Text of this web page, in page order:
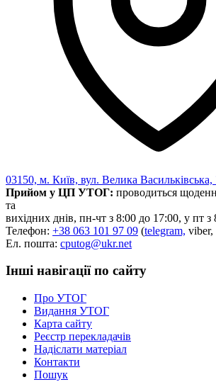
03150, м. Київ, вул. Велика Васильківська,
Прийом у ЦП УТОГ: проводиться
та
вихідних днів, пн-чт з 8:00 до 17:00, у пт з
Телефон: +38 063 101 97 09 (telegram,
Ел. пошта: cputog@ukr.net
Інші навігації по сайту
Про УТОГ
Видання УТОГ
Карта сайту
Реєстр перекладачів
Надіслати матеріал
Контакти
Пошук